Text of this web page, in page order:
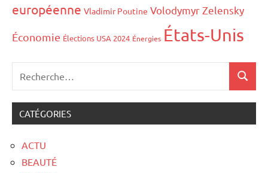
européenne Vladimir Poutine Volodymyr Zelensky
Économie Élections USA 2024 Énergies États-Unis
CATÉGORIES
ACTU
BEAUTÉ